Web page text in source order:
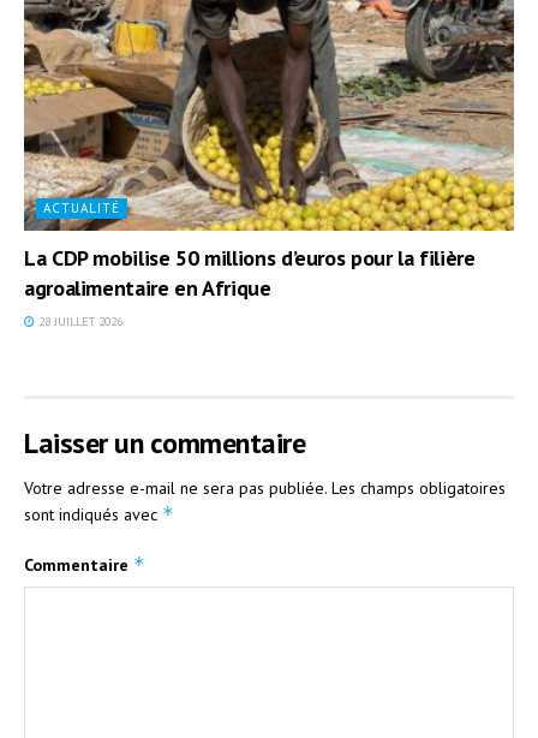
ACTUALITÉ
La CDP mobilise 50 millions d’euros pour la filière
agroalimentaire en Afrique
28 JUILLET 2026
Laisser un commentaire
Votre adresse e-mail ne sera pas publiée. Les champs obligatoires
sont indiqués avec *
Commentaire *